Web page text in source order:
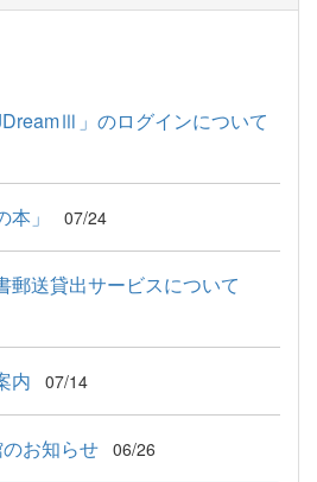
」のログインについて
」 07/24
郵送貸出サービスについて
内 07/14
お知らせ 06/26